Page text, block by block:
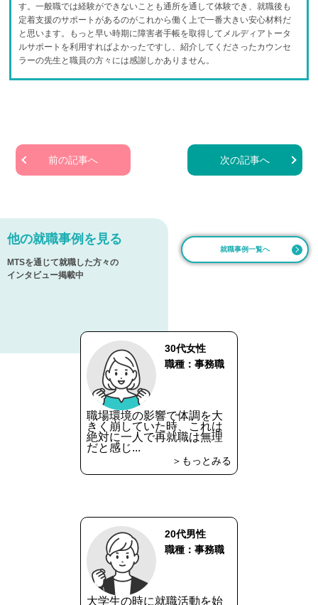
す。一般職では経験ができないことも通所を通して体験でき、就職後も
定着支援のサポートがあるのがこれから働く上で一番大きい安心材料だ
と思います。もっと早い時期に障害者手帳を取得してメルディアトータ
ルサポートを利用すればよかったですし、紹介してくださったカウンセ
ラーの先生と職員の方々には感謝しかありません。
前の記事へ 次の記事へ
他の就職事例を見る
MTSを通じて就職した方々の
インタビュー掲載中
就職事例一覧へ
30代女性
職種：事務職
職場環境の影響で体調を大
きく崩していた時、これは
絶対に一人で再就職は無理
だと感じ...
＞もっとみる
20代男性
職種：事務職
大学生の時に就職活動を始